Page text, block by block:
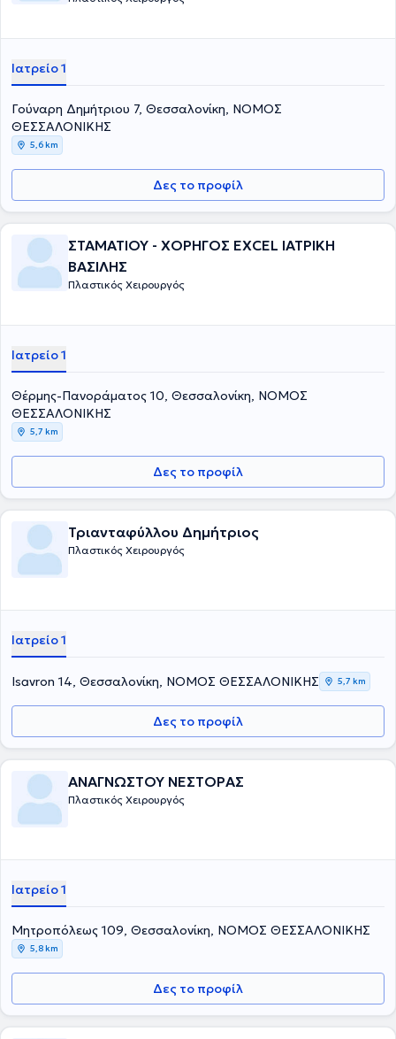
Ιατρείο 1
Γούναρη Δημήτριου 7, Θεσσαλονίκη, ΝΟΜΟΣ
ΘΕΣΣΑΛΟΝΙΚΗΣ
5,6 km
Δες το προφίλ
ΣΤΑΜΑΤΙΟΥ - ΧΟΡΗΓΟΣ EXCEL ΙΑΤΡΙΚΗ
ΒΑΣΙΛΗΣ
Πλαστικός Χειρουργός
Ιατρείο 1
Θέρμης-Πανοράματος 10, Θεσσαλονίκη, ΝΟΜΟΣ
ΘΕΣΣΑΛΟΝΙΚΗΣ
5,7 km
Δες το προφίλ
Τριανταφύλλου Δημήτριος
Πλαστικός Χειρουργός
Ιατρείο 1
Isavron 14, Θεσσαλονίκη, ΝΟΜΟΣ ΘΕΣΣΑΛΟΝΙΚΗΣ 5,7 km
Δες το προφίλ
ΑΝΑΓΝΩΣΤΟΥ ΝΕΣΤΟΡΑΣ
Πλαστικός Χειρουργός
Ιατρείο 1
Μητροπόλεως 109, Θεσσαλονίκη, ΝΟΜΟΣ ΘΕΣΣΑΛΟΝΙΚΗΣ
5,8 km
Δες το προφίλ